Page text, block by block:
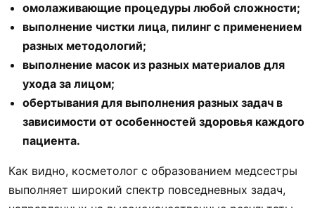
омолаживающие процедуры любой сложности;
выполнение чистки лица, пилинг с применением
разных методологий;
выполнение масок из разных материалов для
ухода за лицом;
обертывания для выполнения разных задач в
зависимости от особенностей здоровья каждого
пациента.
Как видно, косметолог с образованием медсестры
выполняет широкий спектр повседневных задач,